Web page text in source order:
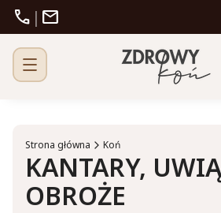
call | mail
Strona główna Koń
KANTARY,
OBROŻE